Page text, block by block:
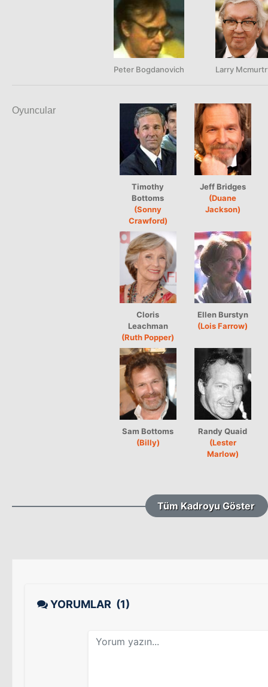
Peter Bogdanovich Larry
Oyuncular
Timothy
Bottoms
(Sonny
Crawford)
Jeff Bridges
(Duane
Jackson)
Cloris
Leachman
(Ruth Popper)
Ellen Burstyn
(Lois Farrow)
Sam Bottoms
(Billy)
Randy Quaid
(Lester
Marlow)
Tüm Kadroyu Göster
YORUMLAR (1)